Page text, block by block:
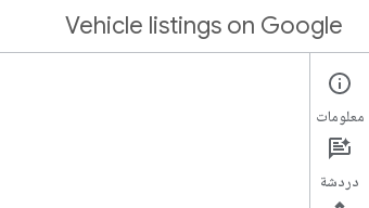
Vehicle listings on Google
معلومات
دردشة